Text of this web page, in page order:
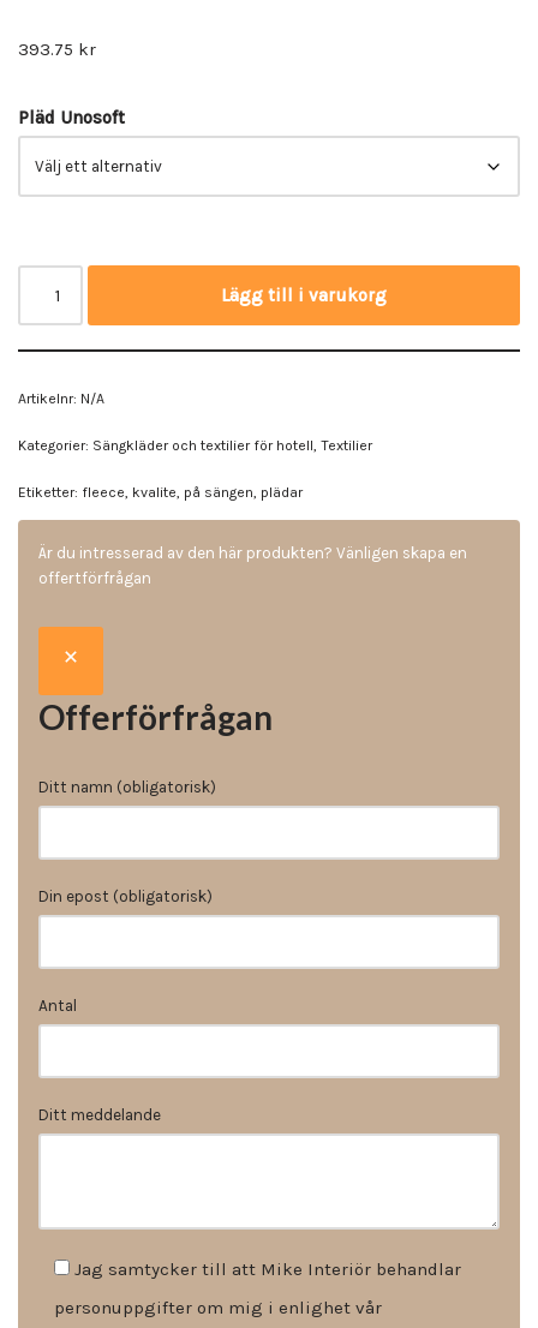
393.75 kr
Pläd Unosoft
Lägg till i varukorg
Artikelnr: N/A
Kategorier: Sängkläder och textilier för hotell Textilier
Etiketter: fleece kvalite på sängen plädar
Är du intresserad av den här produkten? Vänligen skapa en
offertförfrågan
Offerförfrågan
Ditt namn (obligatorisk)
Din epost (obligatorisk)
Antal
Ditt meddelande
Jag samtycker till att Mike Interiör behandlar
personuppgifter om mig i enlighet vår